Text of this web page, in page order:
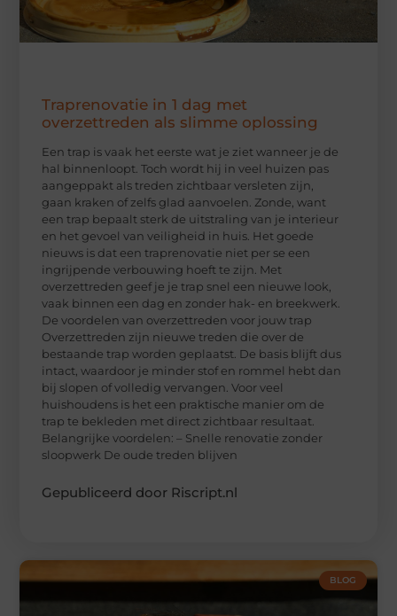
Traprenovatie in 1 dag met
overzettreden als slimme oplossing
Een trap is vaak het eerste wat je ziet wanneer je de
hal binnenloopt. Toch wordt hij in veel huizen pas
aangeppakt als treden zichtbaar versleten zijn,
gaan kraken of zelfs glad aanvoelen. Zonde, want
een trap bepaalt sterk de uitstraling van je interieur
en het gevoel van veiligheid in huis. Het goede
nieuws is dat een traprenovatie niet per se een
ingrijpende verbouwing hoeft te zijn. Met
overzettreden geef je je trap snel een nieuwe look,
vaak binnen een dag en zonder hak- en breekwerk.
De voordelen van overzettreden voor jouw trap
Overzettreden zijn nieuwe treden die over de
bestaande trap worden geplaatst. De basis blijft dus
intact, waardoor je minder stof en rommel hebt dan
bij slopen of volledig vervangen. Voor veel
huishoudens is het een praktische manier om de
trap te bekleden met direct zichtbaar resultaat.
Belangrijke voordelen: – Snelle renovatie zonder
sloopwerk De oude treden blijven
Gepubliceerd door Riscript.nl
BLOG